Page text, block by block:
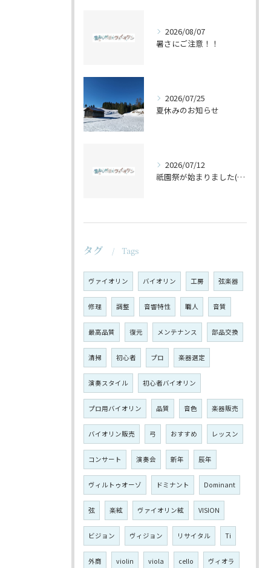
2026/08/07
暑さにご注意！！
2026/07/25
夏休みのお知らせ
2026/07/12
祇園祭が始まりました(^^♪
タグ Tags
ヴァイオリン バイオリン 工房 弦楽器
修理 調整 音響特性 職人 音質
最高品質 復元 メンテナンス 部品交換
清掃 初心者 プロ 楽器選定
演奏スタイル 初心者バイオリン
プロ用バイオリン 品質 音色 楽器販売
バイオリン販売 弓 おすすめ レッスン
コンサート 演奏会 新年 辰年
ヴィルトゥオーゾ ドミナント Dominant
弦 楽絃 ヴァイオリン絃 VISION
ビジョン ヴィジョン リサイタル Ti
外商 violin viola cello ヴィオラ